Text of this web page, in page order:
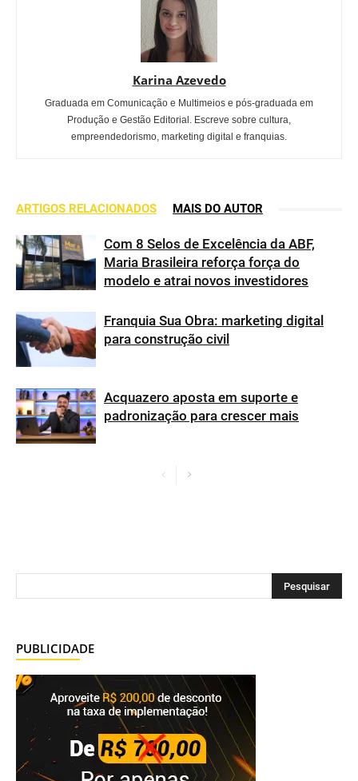
Karina Azevedo
Graduada em Comunicação e Multimeios e pós-graduada em
Produção e Gestão Editorial. Escreve sobre cultura,
empreendedorismo, marketing digital e franquias.
ARTIGOS RELACIONADOS MAIS DO AUTOR
Com 8 Selos de Excelência da ABF,
Maria Brasileira reforça força do
modelo e atrai novos investidores
Franquia Sua Obra: marketing digital
para construção civil
Acquazero aposta em suporte e
padronização para crescer mais
PUBLICIDADE